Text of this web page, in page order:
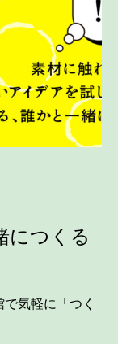
につくる
気軽に「つく